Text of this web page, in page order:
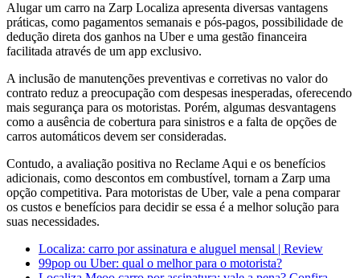
Alugar um carro na Zarp Localiza apresenta diversas vantagens
práticas, como pagamentos semanais e pós-pagos, possibilidade de
dedução direta dos ganhos na Uber e uma gestão financeira
facilitada através de um app exclusivo.
A inclusão de manutenções preventivas e corretivas no valor do
contrato reduz a preocupação com despesas inesperadas, oferecendo
mais segurança para os motoristas. Porém, algumas desvantagens
como a ausência de cobertura para sinistros e a falta de opções de
carros automáticos devem ser consideradas.
Contudo, a avaliação positiva no Reclame Aqui e os benefícios
adicionais, como descontos em combustível, tornam a Zarp uma
opção competitiva. Para motoristas de Uber, vale a pena comparar
os custos e benefícios para decidir se essa é a melhor solução para
suas necessidades.
Localiza: carro por assinatura e aluguel mensal | Review
99pop ou Uber: qual o melhor para o motorista?